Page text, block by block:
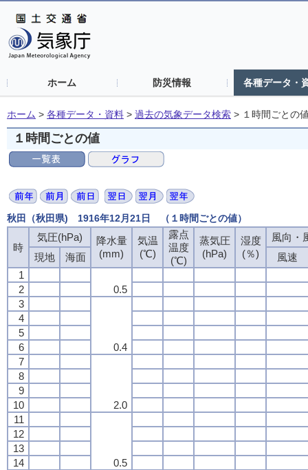
ホーム 防災情報 各種データ・
ホーム > 各種データ・資料 > 過去の気象データ検索 > １時間ごとの
１時間ごとの値
秋田（秋田県) 1916年12月21日 （１時間ごとの値）
時
気圧(hPa)
降水量
(mm)
気温
(℃)
露点
温度
(℃)
蒸気圧
(hPa)
湿度
(％)
風向・
現地
海面
風速
1
0.5
2
3
0.4
4
5
6
7
2.0
8
9
10
11
0.5
12
13
14